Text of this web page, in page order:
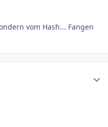
vom Hash... Fangen